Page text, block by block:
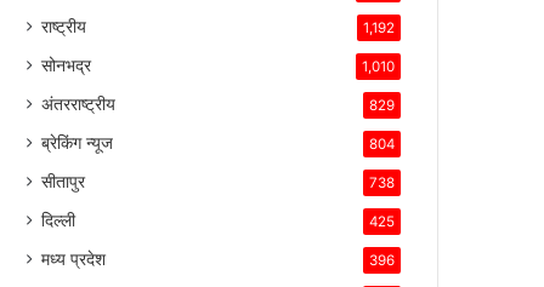
राष्ट्रीय 1,192
सोनभद्र 1,010
अंतरराष्ट्रीय 829
ब्रेकिंग न्यूज 804
सीतापुर 738
दिल्ली 425
मध्य प्रदेश 396